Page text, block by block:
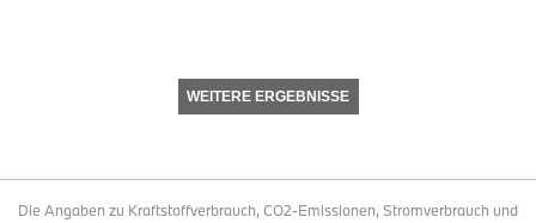
WEITERE ERGEBNISSE
Die Angaben zu Kraftstoffverbrauch, CO2-Emissionen, Stromverbrauch und